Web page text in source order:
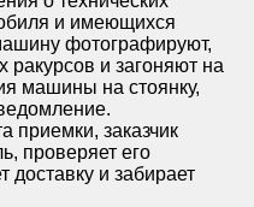
и имеющихся
фотографируют,
и загоняют на
машины на стоянку,
приемки, заказчик
проверяет его
доставку и забирает